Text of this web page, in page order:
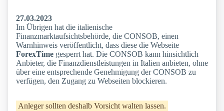
27.03.2023
Im Übrigen hat die italienische
Finanzmarktaufsichtsbehörde, die CONSOB, einen
Warnhinweis veröffentlicht, dass diese die Webseite
ForexTime gesperrt hat. Die CONSOB kann hinsichtlich
Anbieter, die Finanzdienstleistungen in Italien anbieten, ohne
über eine entsprechende Genehmigung der CONSOB zu
verfügen, den Zugang zu Webseiten blockieren.
Anleger sollten deshalb Vorsicht walten lassen.